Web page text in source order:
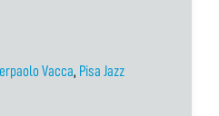
Vacca, Pisa Jazz